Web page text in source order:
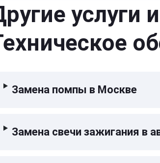
услуги
Замена помпы в Москве
Замена свечи зажигания в